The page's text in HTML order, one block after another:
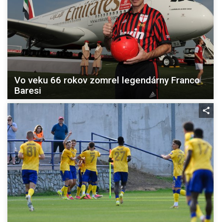
Vo veku 66 rokov zomrel legendárny Franco
Baresi